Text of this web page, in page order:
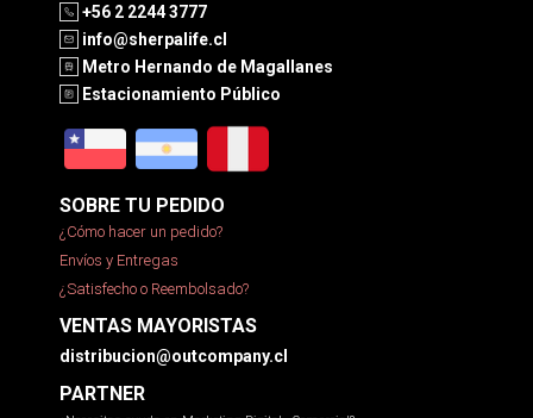
+56 2 2244 3777
info@sherpalife.cl
Metro Hernando de Magallanes
Estacionamiento Público
SOBRE TU PEDIDO
¿Cómo hacer un pedido?
Envíos y Entregas
¿Satisfecho o Reembolsado?
VENTAS MAYORISTAS
distribucion@outcompany.cl
PARTNER